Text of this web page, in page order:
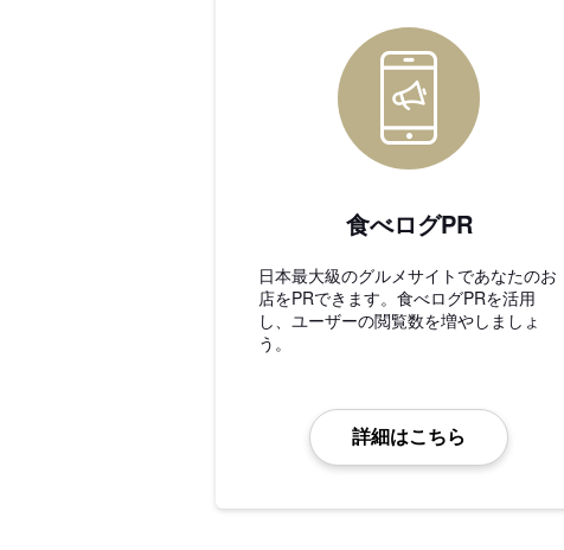
食べログPR
日本最大級のグルメサイトであなたのお
店をPRできます。食べログPRを活用
し、ユーザーの閲覧数を増やしましょ
う。
詳細はこちら